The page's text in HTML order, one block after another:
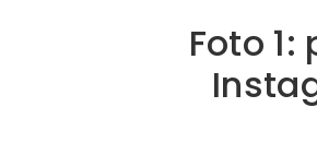
Foto